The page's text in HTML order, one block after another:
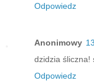
Odpowiedz
Anonimowy
dzidzia śliczna!
Odpowiedz